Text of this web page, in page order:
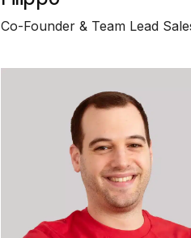
Co-Founder & Team Lead